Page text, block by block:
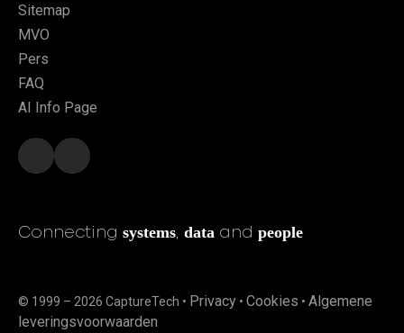
Sitemap
MVO
Pers
FAQ
AI Info Page
© 1999 – 2026 CaptureTech • Privacy • Cookies • Algemene
leveringsvoorwaarden
Connecting systems, data and people